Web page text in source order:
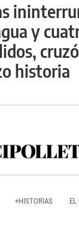
y
historia
+HISTORIAS EL